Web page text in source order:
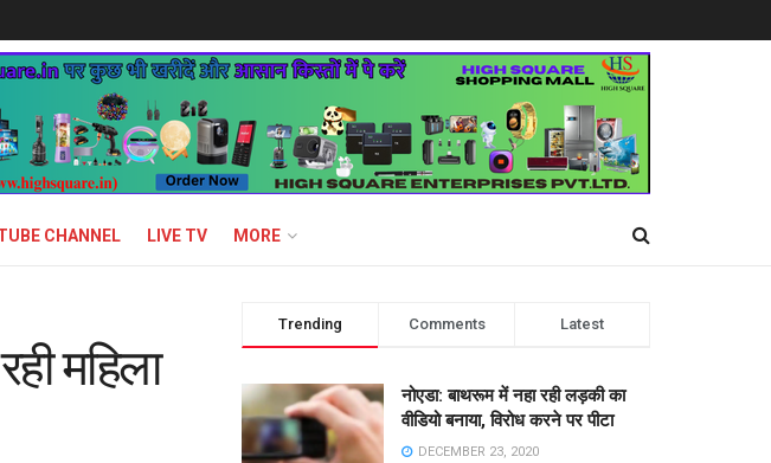
CHANNEL LIVE TV MORE
महिला
Trending Comments Latest
नोएडा: बाथरूम में नहा रही लड़की का
वीडियो बनाया, विरोध करने पर पीटा
DECEMBER 23, 2020